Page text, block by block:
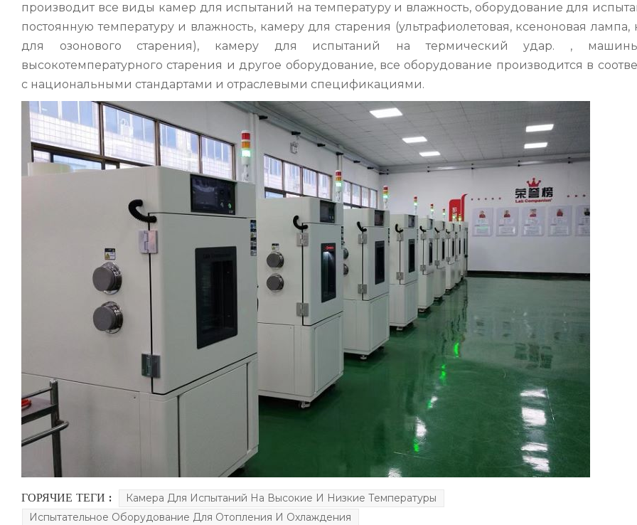
производит все виды камер для испытаний на температуру и влажность, оборудование для
постоянную температуру и влажность, камеру для старения (ультрафиолетовая, ксеноновая лампа,
для озонового старения), камеру для испытаний на термический удар. ,
высокотемпературного старения и другое оборудование, все оборудование производится в
с национальными стандартами и отраслевыми спецификациями.
ГОРЯЧИЕ ТЕГИ :
Камера Для Испытаний На Высокие И Низкие Температуры
Испытательное Оборудование Для Отопления И Охлаждения